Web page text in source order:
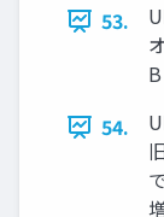
53.
54.